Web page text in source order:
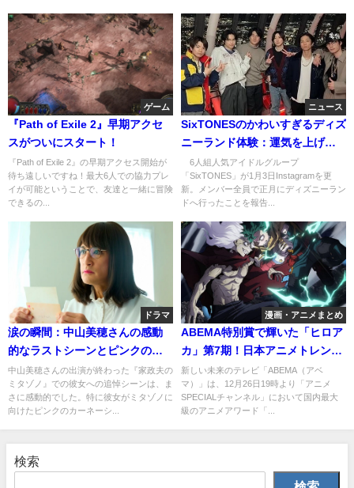
ゲーム
『Path of Exile 2』早期アクセ
スがついにスタート！
『Path of Exile 2』の早期アクセス開始が
待ち遠しいですね！最大6人での協力プレ
イが可能ということで、友達と一緒に冒険
できるの...
ニュース
SixTONESのかわいすぎるディズ
ニーランド体験：運気を上げる
瞬間を共有！
6人組人気アイドルグループ
「SixTONES」が1月3日Instagramを更
新。メンバー全員で正月にディズニーラン
ドへ行ったことを報告...
ドラマ
涙の瞬間：中山美穂さんの感動
的なラストシーンとピンクのカ
ーネーション
中山美穂さんの出演が終わった『家政夫の
ミタゾノ』での彼女への追悼シーンは、ま
さに感動的でした。特に彼女がミタゾノに
向けたピンクのカーネーシ...
漫画・アニメまとめ
ABEMA特別賞で輝いた「ヒロア
カ」第7期！日本アニメトレンド
大賞2024を振り返る
新しい未来のテレビ「ABEMA（アベ
マ）」は、12月26日19時より「アニメ
SPECIALチャンネル」において国内最大
級のアニメアワード「...
検索